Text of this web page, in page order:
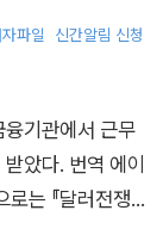
회학에서 나타난
』를 통해 유
합 행위의 산물이
쓰기(Writing f
(Talking About S
파일 신간알림 신청
기관에서 근무
았다. 번역 에이
는 『달러전쟁』